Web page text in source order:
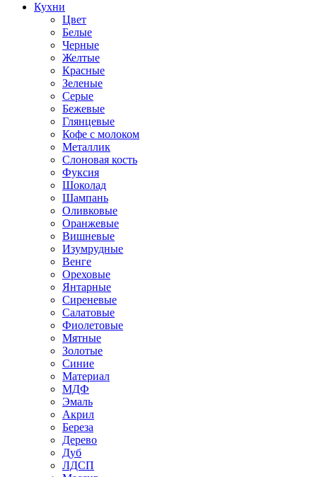
Кухни
Цвет
Белые
Черные
Желтые
Красные
Зеленые
Серые
Бежевые
Глянцевые
Кофе с молоком
Металлик
Слоновая кость
Фуксия
Шоколад
Шампань
Оливковые
Оранжевые
Вишневые
Изумрудные
Венге
Ореховые
Янтарные
Сиреневые
Салатовые
Фиолетовые
Мятные
Золотые
Синие
Материал
МДФ
Эмаль
Акрил
Береза
Дерево
Дуб
ЛДСП